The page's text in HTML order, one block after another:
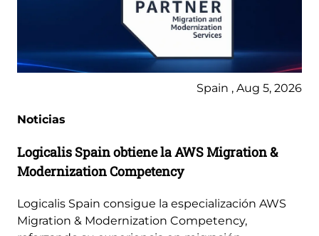
Spain , Aug 5, 2026
Noticias
Logicalis Spain obtiene la AWS Migration &
Modernization Competency
Logicalis Spain consigue la especialización AWS
Migration & Modernization Competency,